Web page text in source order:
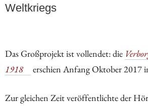
Weltkriegs
Das Großprojekt ist vollendet: die
1918
erschien Anfang Oktober 2017
Zur gleichen Zeit veröffentlichte der